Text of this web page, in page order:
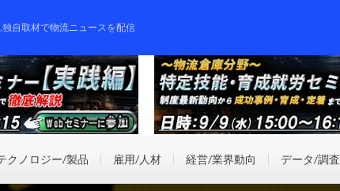
自取材で物流ニュースを配信
クノロジー/製品 雇用/人材 経営/業界動向 データ/調査